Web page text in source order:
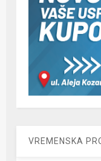
VREMENSKA